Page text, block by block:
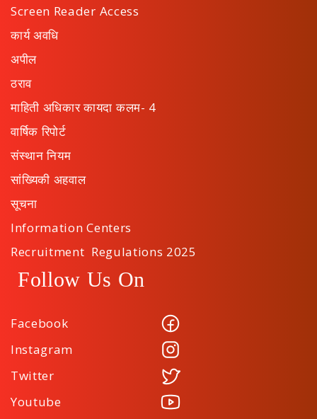
Screen Reader Access
कार्य अवधि
अपील
ठराव
माहिती अधिकार कायदा कलम- 4
वार्षिक रिपोर्ट
संस्थान नियम
सांख्यिकी अहवाल
सूचना
Information Centers
Recruitment Regulations 2025
Follow Us On
Facebook
Instagram
Twitter
Youtube